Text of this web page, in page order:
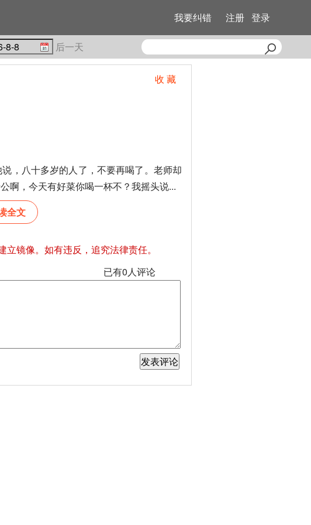
我要纠错 注册 登录
后一天
收 藏
八十多岁的人了，不要再喝了。老师却
啊，今天有好菜你喝一杯不？我摇头说...
全文
镜像。如有违反，追究法律责任。
已有0人评论